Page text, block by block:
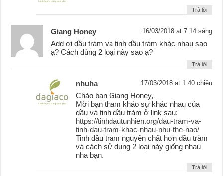
Trả lời
Giang Honey 16/03/2018 at 7:14 sáng
Add ơi dầu tràm và tinh dầu tràm khác nhau sao
ạ? Cách dùng 2 loại này sao ạ?
Trả lời
nhuha 17/03/2018 at 1:40 chiều
Chào bạn Giang Honey,
Mời bạn tham khảo sự khác nhau của
dầu và tinh dầu tràm ở link sau:
https://tinhdautunhien.org/dau-tram-va-
tinh-dau-tram-khac-nhau-nhu-the-nao/
Tinh dầu tràm nguyên chất hơn dầu tràm
và cách sử dụng 2 loại này giống nhau
nha bạn.
Trả lời